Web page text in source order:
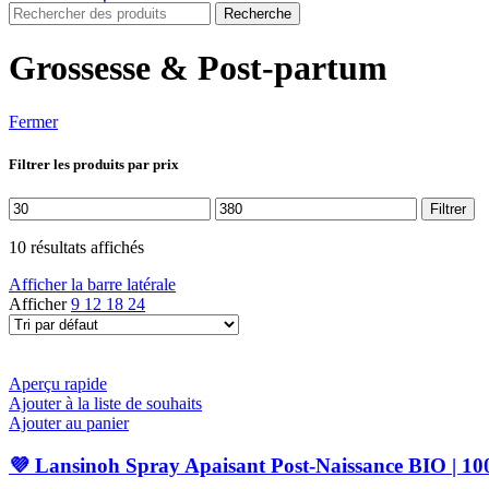
Recherche
Grossesse & Post-partum
Fermer
Filtrer les produits par prix
Prix
min
Prix
max
Filtrer
10 résultats affichés
Afficher la barre latérale
Afficher9 12 18 24
Aperçu rapide
Ajouter à la liste de souhaits
Ajouter au panier
💜 Lansinoh Spray Apaisant Post-Naissance BIO |